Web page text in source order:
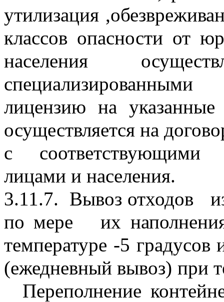
утилизация
классов опасности от
населения
лицензию на
осуществляется на
с соответствующими
лицами и населения.
3.11.7.  Вывоз отходов
по мере   их
температуре -5
(ежедневный вывоз) при
Переполнение